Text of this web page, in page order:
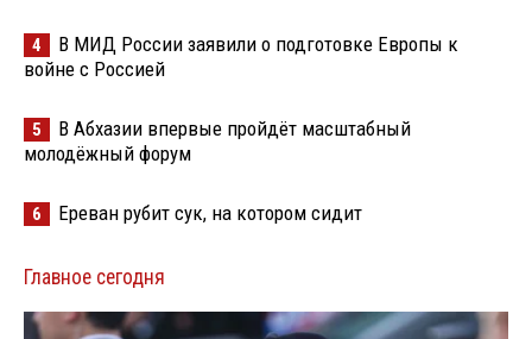
4
В МИД России заявили о подготовке Европы к
войне с Россией
5
В Абхазии впервые пройдёт масштабный
молодёжный форум
6 Ереван рубит сук, на котором сидит
Главное сегодня